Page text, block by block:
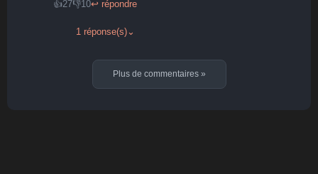
👍27👎10↩ répondre
1 réponse(s) ⌄
Plus de commentaires »